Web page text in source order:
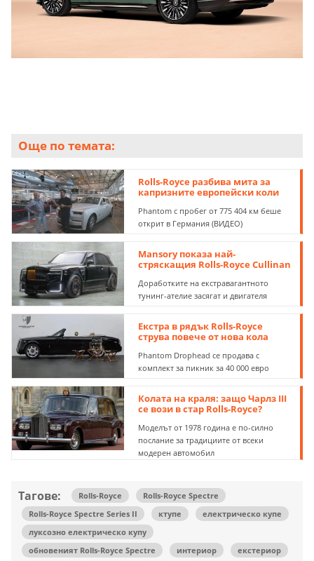
Още по темата:
Rolls-Royce разбива мита за
капризните европейски коли
Phantom с пробег от 775 404 км беше
открит в Германия (ВИДЕО)
Mansory показа най-
стряскащия Rolls-Royce Cullinan
Доработките на екстравагантното
тунинг-ателие засягат и двигателя
Екстра в рядък Rolls-Royce
струва повече от нова кола
Phantom Drophead се продава с
комплект за пикник за 40 000 евро
Колата на краля: защо Чарлз III
се вози в стар Rolls-Royce?
Моделът от 1978 година е по-силно
послание за традициите от всеки
модерен автомобил
Тагове: Rolls-Royce
Rolls-Royce Spectre
Rolls-Royce Spectre Series II
ктупе
електрическо купе
луксозно електрическо купу
обновеният Rolls-Royce Spectre
интериор
екстериор